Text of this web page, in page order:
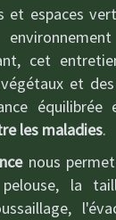
et espaces
cet
et
les maladies.
nous
la